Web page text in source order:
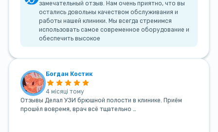
замечательный отзыв. Нам очень приятно, что вы
остались довольны качеством обслуживания и
работы нашей клиники. Мы всегда стремимся
использовать самое современное оборудование и
обеспечить высокое
Богдан Костик
4 місяці тому
Отзывы Делал УЗИ брюшной полости в клинике. Приём
прошёл вовремя, врач всё тщательно …